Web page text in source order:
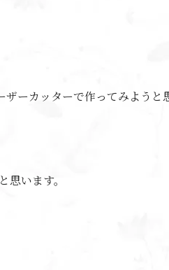
ザーカッターで作ってみようと
思います。